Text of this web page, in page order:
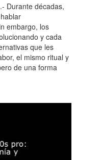
Durante décadas,
embargo, los
y cada
que les
el mismo ritual y
de una forma